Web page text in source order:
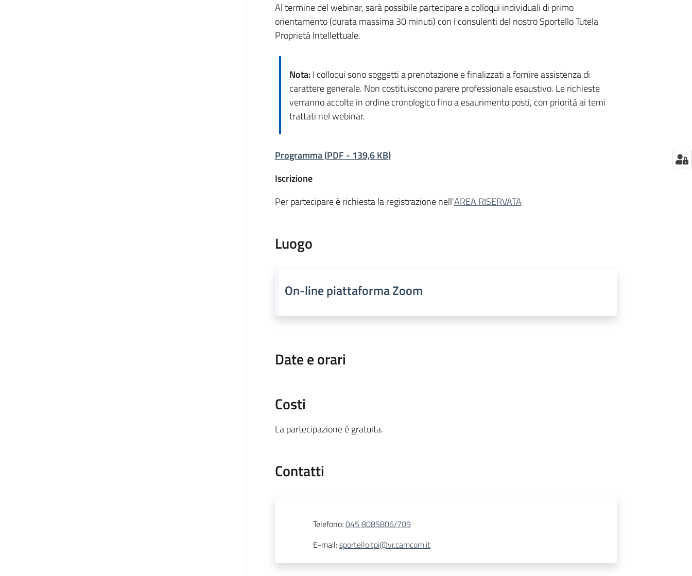
Al termine del webinar, sarà possibile partecipare a colloqui individuali di primo
orientamento (durata massima 30 minuti) con i consulenti del nostro Sportello Tutela
Proprietà Intellettuale.
Nota:I colloqui sono soggetti a prenotazione e finalizzati a fornire assistenza di
carattere generale. Non costituiscono parere professionale esaustivo. Le richieste
verranno accolte in ordine cronologico fino a esaurimento posti, con priorità ai temi
trattati nel webinar.
Programma(PDF - 139,6 KB)
Iscrizione
Per partecipare è richiesta la registrazione nell'AREA RISERVATA
Luogo
On-line piattaforma Zoom
Date e orari
Costi
La partecipazione è gratuita.
Contatti
Telefono:045 8085806/709
E-mail:sportello.tpi@vr.camcom.it